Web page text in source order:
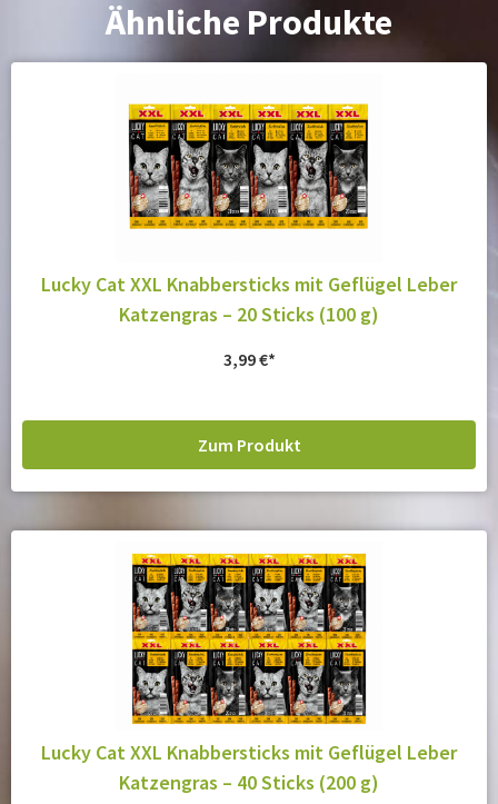
Ähnliche Produkte
Lucky Cat XXL Knabbersticks mit Geflügel Leber
Katzengras – 20 Sticks (100 g)
3,99€
Zum Produkt
Lucky Cat XXL Knabbersticks mit Geflügel Leber
Katzengras – 40 Sticks (200 g)